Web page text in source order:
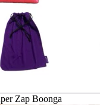
Zap Boonga